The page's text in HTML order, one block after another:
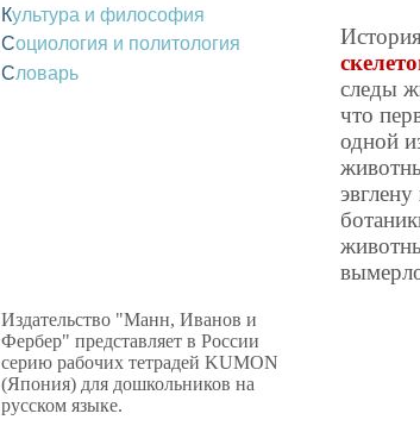
Культура и философия
Социология и политология
Словарь
Издательство "Манн, Иванов и
Фербер" представляет в России
серию рабочих тетрадей KUMON
(Япония) для дошкольников на
русском языке.
следы
что
одной